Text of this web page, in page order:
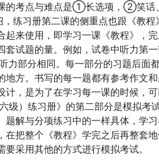
的考点与难点是①长选项，②笑话
习册第二课的侧重点也跟《教程
来使用，即学习一课《教程》，
试题的量。例如，试卷中听力第
力部分相同。每一部分的习题后面
方。书写的每一题都有参考作文
，是为了在学习每一课的时候，
级）练习册》的第二部分是模拟考
解与分项练习中的一样具体，学
把整个《教程》学完之后再整套
采用其他的方式进行模拟考试。